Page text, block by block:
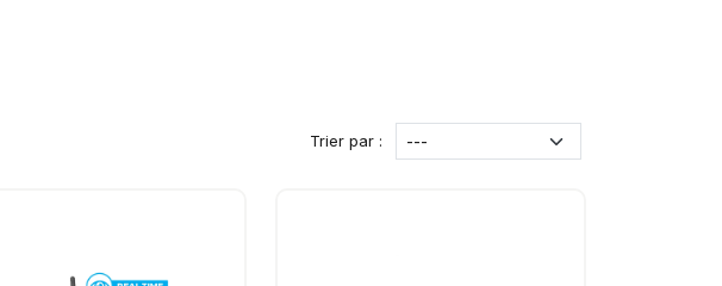
Trier par :